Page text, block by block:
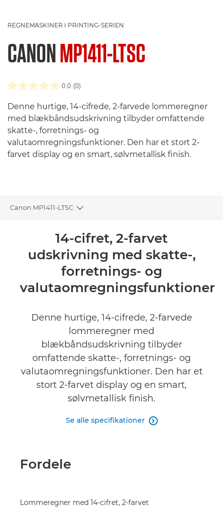
REGNEMASKINER I PRINTING-SERIEN
CANONMP1411-LTSC
0.0 (0)
Denne hurtige, 14-cifrede, 2-farvede lommeregner
med blækbåndsudskrivning tilbyder omfattende
skatte-, forretnings- og
valutaomregningsfunktioner. Den har et stort 2-
farvet display og en smart, sølvmetallisk finish.
Canon MP1411-LTSC
Toggle breadcrumbs
Specifikationer
Anmeldelser
14-cifret, 2-farvet
udskrivning med skatte-,
forretnings- og
valutaomregningsfunktioner
Denne hurtige, 14-cifrede, 2-farvede
lommeregner med
blækbåndsudskrivning tilbyder
omfattende skatte-, forretnings- og
valutaomregningsfunktioner. Den har et
stort 2-farvet display og en smart,
sølvmetallisk finish.
Se alle specifikationer 
Fordele
Lommeregner med 14-cifret, 2-farvet